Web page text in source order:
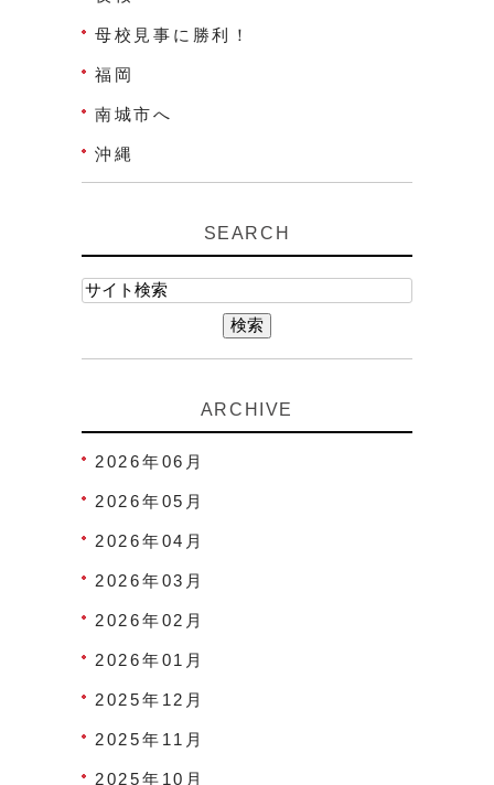
母校見事に勝利！
福岡
南城市へ
沖縄
SEARCH
ARCHIVE
2026年06月
2026年05月
2026年04月
2026年03月
2026年02月
2026年01月
2025年12月
2025年11月
2025年10月